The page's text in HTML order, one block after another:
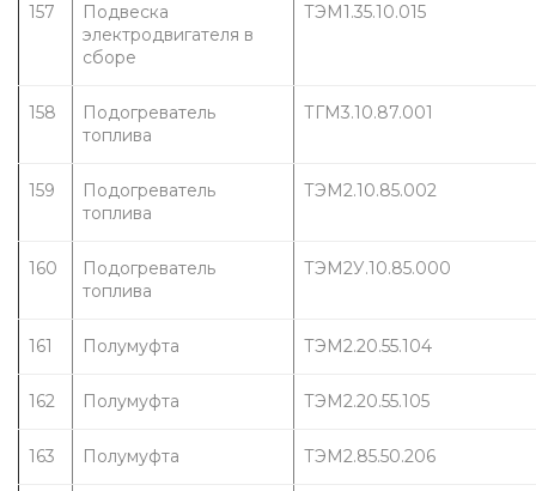
157
Подвеска
электродвигателя в
сборе
ТЭМ1.35.10.015
158
Подогреватель
топлива
ТГМ3.10.87.001
159
Подогреватель
топлива
ТЭМ2.10.85.002
160
Подогреватель
топлива
ТЭМ2У.10.85.000
161 Полумуфта ТЭМ2.20.55.104
162 Полумуфта ТЭМ2.20.55.105
163 Полумуфта ТЭМ2.85.50.206